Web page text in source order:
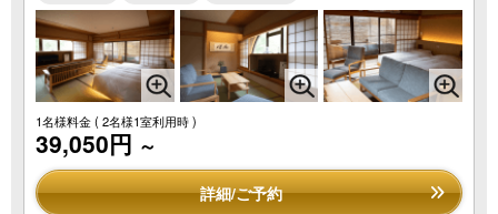
1名様料金( 2名様1室利用時 )
39,050円 ～
詳細/ご予約